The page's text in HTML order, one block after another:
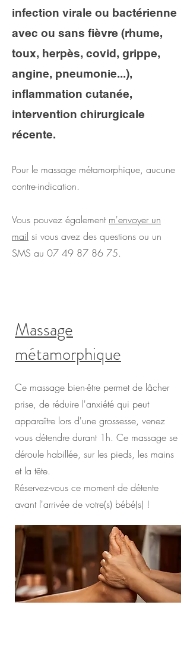
infection virale ou bactérienne
avec ou sans fièvre (rhume,
toux, herpès, covid, grippe,
angine, pneumonie...),
inflammation cutanée,
intervention chirurgicale
récente.
Pour le massage métamorphique, aucune
contre-indication.
Vous pouvez également m'envoyer un
mail si vous avez des questions ou un
SMS au 07 49 87 86 75.
Massage
métamorphique
Ce massage bien-être permet de lâcher
prise, de réduire l'anxiété qui peut
apparaître lors d'une grossesse, venez
vous détendre durant 1h. Ce massage se
déroule habillée, sur les pieds, les mains
et la tête.
Réservez-vous ce moment de détente
avant l'arrivée de votre(s) bébé(s) !